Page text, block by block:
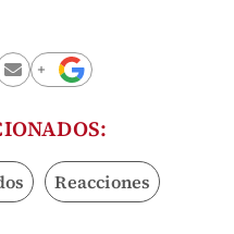
Reacciones